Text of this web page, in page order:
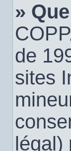
»
de
sites
légal)